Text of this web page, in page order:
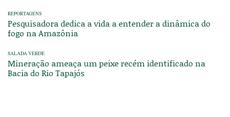
REPORTAGENS
Pesquisadora dedica a vida a entender a dinâmica do
fogo na Amazônia
SALADA VERDE
Mineração ameaça um peixe recém identificado na
Bacia do Rio Tapajós